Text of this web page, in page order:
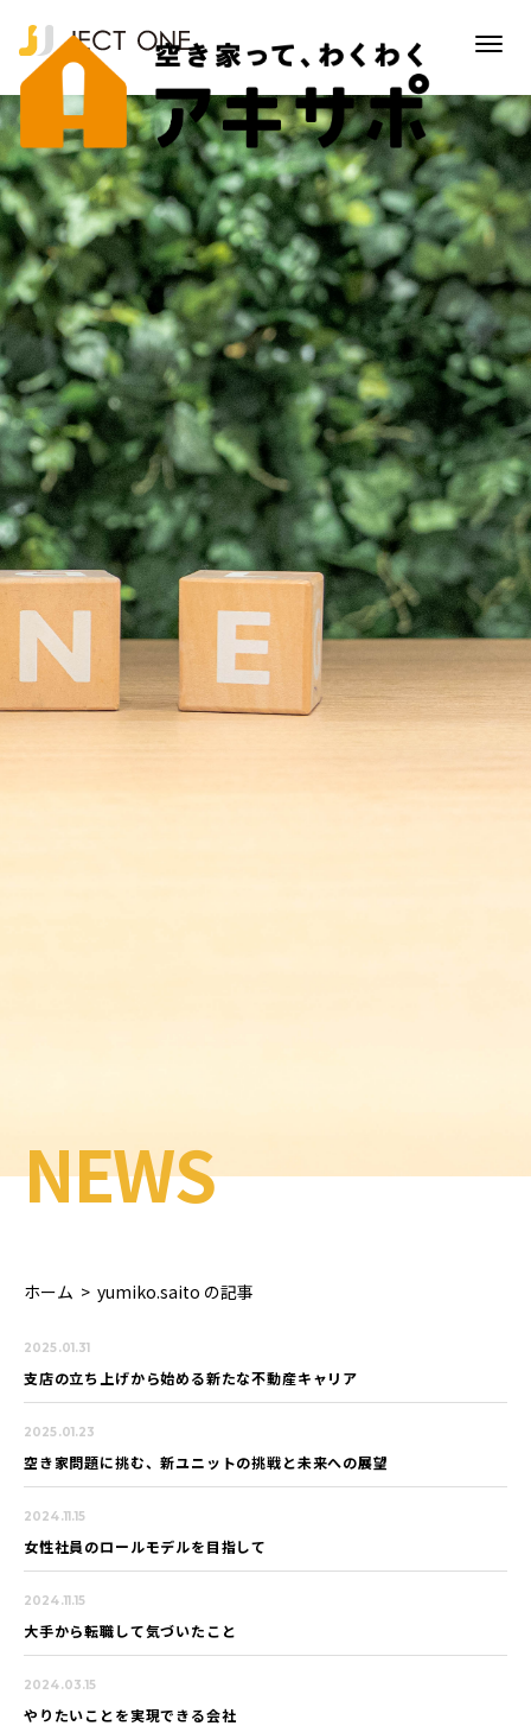
NEWS
ホーム > yumiko.saito の記事
2025.01.31
支店の立ち上げから始める新たな不動産キャリア
2025.01.23
空き家問題に挑む、新ユニットの挑戦と未来への展望
2024.11.15
女性社員のロールモデルを目指して
2024.11.15
大手から転職して気づいたこと
2024.03.15
やりたいことを実現できる会社